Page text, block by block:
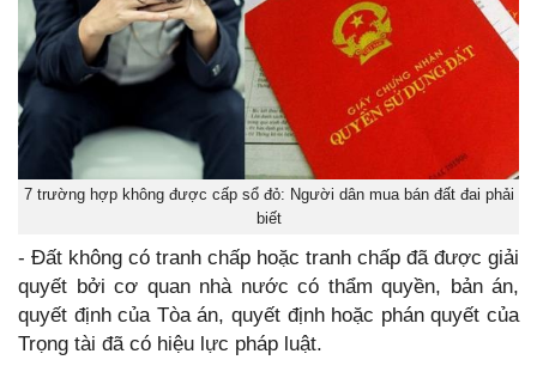
7 trường hợp không được cấp sổ đỏ: Người dân mua bán đất đai phải
biết
- Đất không có tranh chấp hoặc tranh chấp đã được giải
quyết bởi cơ quan nhà nước có thẩm quyền, bản án,
quyết định của Tòa án, quyết định hoặc phán quyết của
Trọng tài đã có hiệu lực pháp luật.